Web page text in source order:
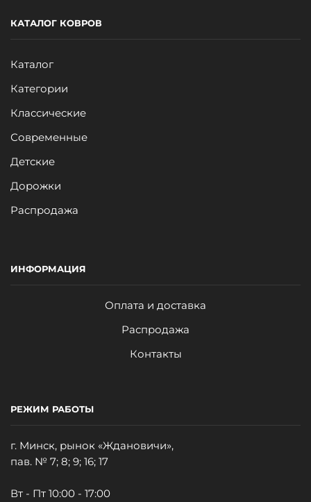
КАТАЛОГ КОВРОВ
Каталог
Категории
Классические
Современные
Детские
Дорожки
Распродажа
ИНФОРМАЦИЯ
Оплата и доставка
Распродажа
Контакты
РЕЖИМ РАБОТЫ
г. Минск, рынок «Ждановичи»,
пав. № 7; 8; 9; 16; 17
Вт - Пт 10:00 - 17:00